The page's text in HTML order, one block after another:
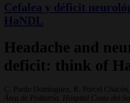
Cefalea y déficit
HaNDL
Headache and
deficit: think of
C. Pardo Domínguez, R. Porcel
Área de Pediatría. Hospital Costa del